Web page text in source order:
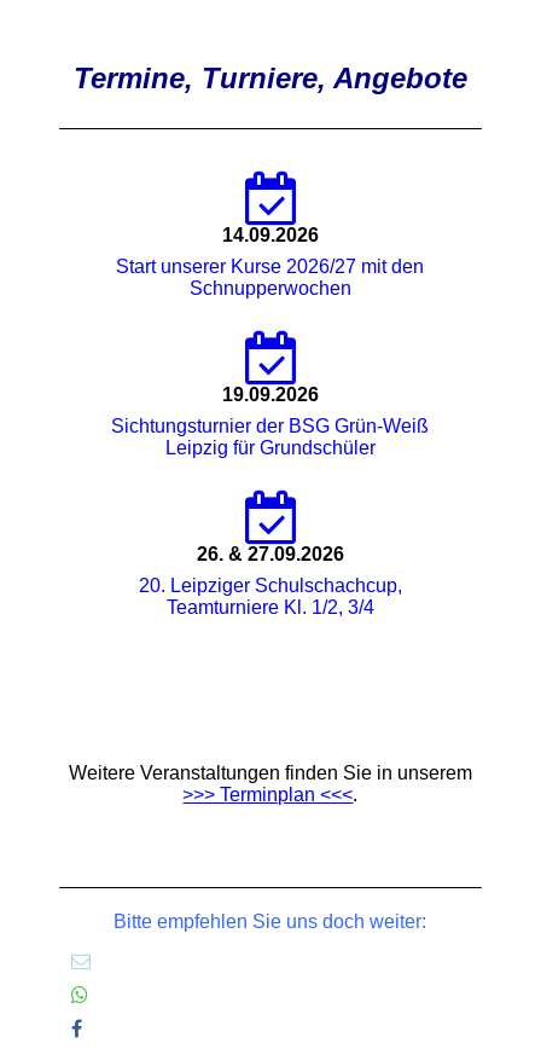
Termine, Turniere, Angebote
14.09.2026
Start unserer Kurse 2026/27 mit den
Schnupperwochen
19.09.2026
Sichtungsturnier der BSG Grün-Weiß
Leipzig für Grundschüler
26. & 27.09.2026
20. Leipziger Schulschachcup,
Teamturniere Kl. 1/2, 3/4
Weitere Veranstaltungen finden Sie in unserem
>>> Terminplan <<<.
Bitte empfehlen Sie uns doch weiter: